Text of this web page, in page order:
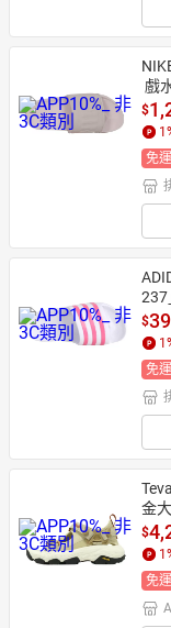
戲
$
1
免運
237
$
1
免運
金
$
1
免運